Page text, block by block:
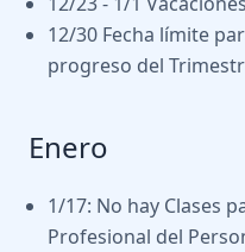
12/30 Fecha límite
progreso del
Enero
1/17: No hay Clases
Profesional del